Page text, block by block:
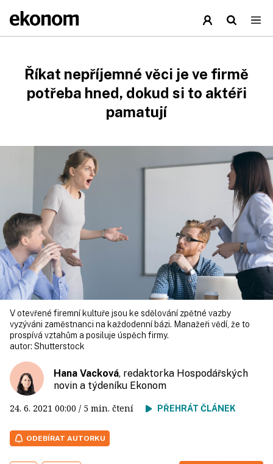
Říkat nepříjemné věci je ve firmě
potřeba hned, dokud si to aktéři
pamatují
V otevřené firemní kultuře jsou ke sdělování zpětné vazby
vyzýváni zaměstnanci na každodenní bázi. Manažeři vědí, že to
prospívá vztahům a posiluje úspěch firmy.
autor: Shutterstock
Hana Vacková, redaktorka Hospodářských
novin a týdeníku Ekonom
24. 6. 2021 00:00 / 5 min. čtení PŘEHRÁT ČLÁNEK
ODEBÍRAT AUTORKU